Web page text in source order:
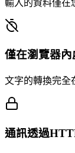
輸入的資料僅在
僅在瀏覽器內
文字的轉換完全
通訊透過